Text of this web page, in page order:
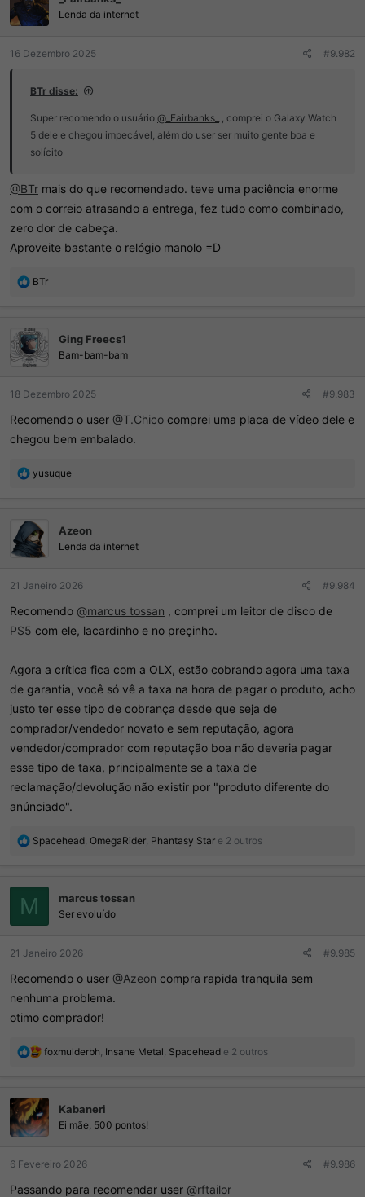
Lenda da internet
16 Dezembro 2025 #9.982
BTr disse:
Super recomendo o usuário @_Fairbanks_ , comprei o Galaxy Watch
5 dele e chegou impecável, além do user ser muito gente boa e
solícito
@BTr mais do que recomendado. teve uma paciência enorme
com o correio atrasando a entrega, fez tudo como combinado,
zero dor de cabeça.
Aproveite bastante o relógio manolo =D
R
õ
e
s
BTr
Ging Freecs1
Bam-bam-bam
18 Dezembro 2025 #9.983
Recomendo o user @T.Chico comprei uma placa de vídeo dele e
chegou bem embalado.
R
õ
e
s
yusuque
Azeon
Lenda da internet
21 Janeiro 2026 #9.984
Recomendo @marcus tossan , comprei um leitor de disco de
PS5 com ele, lacardinho e no preçinho.
Agora a crítica fica com a OLX, estão cobrando agora uma taxa
de garantia, você só vê a taxa na hora de pagar o produto, acho
justo ter esse tipo de cobrança desde que seja de
comprador/vendedor novato e sem reputação, agora
vendedor/comprador com reputação boa não deveria pagar
esse tipo de taxa, principalmente se a taxa de
reclamação/devolução não existir por "produto diferente do
anúnciado".
R
ç
õ
e
s
Spacehead, OmegaRider, Phantasy Star e 2 outros
M marcus tossan
Ser evoluído
21 Janeiro 2026 #9.985
Recomendo o user @Azeon compra rapida tranquila sem
nenhuma problema.
otimo comprador!
R
ç
õ
e
s
foxmulderbh, Insane Metal, Spacehead e 2 outros
Kabaneri
Ei mãe, 500 pontos!
6 Fevereiro 2026 #9.986
Passando para recomendar user @rftailor